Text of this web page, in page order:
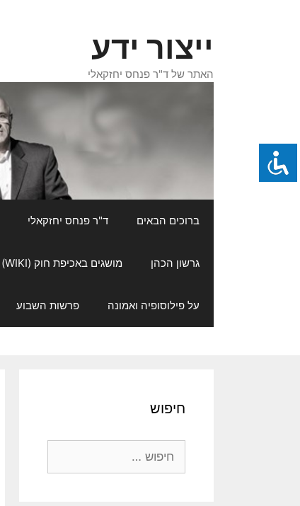
ייצור ידע
האתר של ד"ר פנחס יחזקאלי
ברוכים הבאים ד"ר פנחס יחזקאלי
גרשון הכהן מושגים באכיפת חוק (WIKI)
על פילוסופיה ואמונה פרשות השבוע
חיפוש